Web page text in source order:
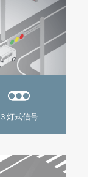
３灯式信号